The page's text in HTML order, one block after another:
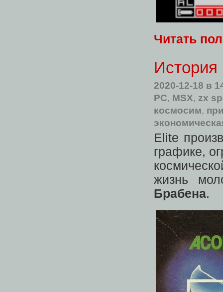
Читать
История
2020-12-18 в
PC, MSX, zx
космосим,
Elite
графике,
жизнь
Брабена.